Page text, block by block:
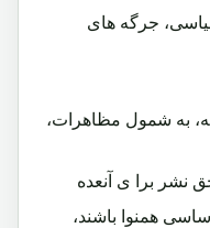
جرگه های
به شمول مظاهرات،
نشر برا ی آنعده
همنوا باشند،